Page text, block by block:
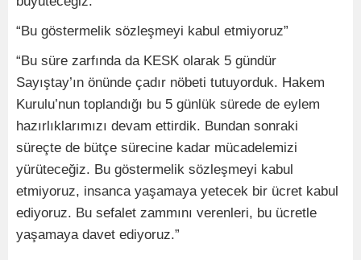
“Bu göstermelik sözleşmeyi kabul etmiyoruz”
“Bu süre zarfında da KESK olarak 5 gündür
Sayıştay’ın önünde çadır nöbeti tutuyorduk. Hakem
Kurulu’nun toplandığı bu 5 günlük sürede de eylem
hazırlıklarımızı devam ettirdik. Bundan sonraki
süreçte de bütçe sürecine kadar mücadelemizi
yürüteceğiz. Bu göstermelik sözleşmeyi kabul
etmiyoruz, insanca yaşamaya yetecek bir ücret kabul
ediyoruz. Bu sefalet zammını verenleri, bu ücretle
yaşamaya davet ediyoruz.”